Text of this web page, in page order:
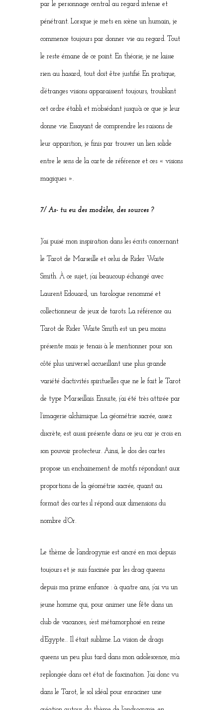
par le personnage central au regard intense et
pénétrant. Lorsque je mets en scène un humain, je
commence toujours par donner vie au regard. Tout
le reste émane de ce point. En théorie, je ne laisse
rien au hasard, tout doit être justifié. En pratique,
d’étranges visions apparaissent toujours, troublant
cet ordre établi et m’obsédant jusqu’à ce que je leur
donne vie. Essayant de comprendre les raisons de
leur apparition, je finis par trouver un lien solide
entre le sens de la carte de référence et ces « visions
magiques ».
7/ As- tu eu des modèles, des sources ?
J’ai puisé mon inspiration dans les écrits concernant
le Tarot de Marseille et celui de Rider Waite
Smith. À ce sujet, j’ai beaucoup échangé avec
Laurent Edouard, un tarologue renommé et
collectionneur de jeux de tarots. La référence au
Tarot de Rider Waite Smith est un peu moins
présente mais je tenais à le mentionner pour son
côté plus universel accueillant une plus grande
variété d’activités spirituelles que ne le fait le Tarot
de type Marseillais. Ensuite, j’ai été très attirée par
l’imagerie alchimique. La géométrie sacrée, assez
discrète, est aussi présente dans ce jeu car je crois en
son pouvoir protecteur. Ainsi, le dos des cartes
propose un enchainement de motifs répondant aux
proportions de la géométrie sacrée, quant au
format des cartes il répond aux dimensions du
nombre d’Or.
Le thème de l’androgynie est ancré en moi depuis
toujours et je suis fascinée par les drag queens
depuis ma prime enfance : à quatre ans, j’ai vu un
jeune homme qui, pour animer une fête dans un
club de vacances, s’est métamorphosé en reine
d’Egypte… Il était sublime. La vision de drags
queens un peu plus tard dans mon adolescence, m’a
replongée dans cet état de fascination. J’ai donc vu
dans le Tarot, le sol idéal pour enraciner une